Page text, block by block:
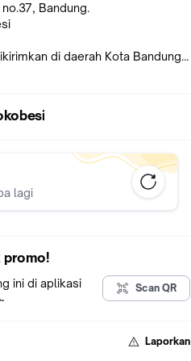
Bandung.
di daerah Kota Bandung
bondeck-0-75-ef-100cm-5m
lagi
promo!
ini di aplikasi
Scan QR
Laporkan